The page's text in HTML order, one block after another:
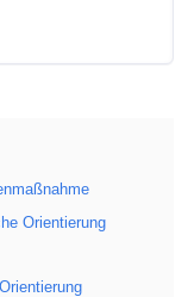
Orientierung